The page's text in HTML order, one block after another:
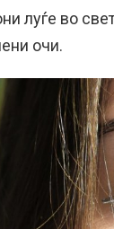
луѓе во
очи.